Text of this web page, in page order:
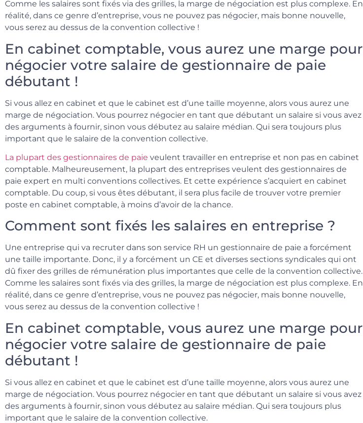
Comme les salaires sont fixés via des grilles, la marge de négociation est plus complexe. En
réalité, dans ce genre d’entreprise, vous ne pouvez pas négocier, mais bonne nouvelle,
vous serez au dessus de la convention collective !
En cabinet comptable, vous aurez une marge pour
négocier votre salaire de gestionnaire de paie
débutant !
Si vous allez en cabinet et que le cabinet est d’une taille moyenne, alors vous aurez une
marge de négociation. Vous pourrez négocier en tant que débutant un salaire si vous avez
des arguments à fournir, sinon vous débutez au salaire médian. Qui sera toujours plus
important que le salaire de la convention collective.
La plupart des gestionnaires de paie veulent travailler en entreprise et non pas en cabinet
comptable. Malheureusement, la plupart des entreprises veulent des gestionnaires de
paie expert en multi conventions collectives. Et cette expérience s’acquiert en cabinet
comptable. Du coup, si vous êtes débutant, il sera plus facile de trouver votre premier
poste en cabinet comptable, à moins d’avoir de la chance.
Comment sont fixés les salaires en entreprise ?
Une entreprise qui va recruter dans son service RH un gestionnaire de paie a forcément
une taille importante. Donc, il y a forcément un CE et diverses sections syndicales qui ont
dû fixer des grilles de rémunération plus importantes que celle de la convention collective.
Comme les salaires sont fixés via des grilles, la marge de négociation est plus complexe. En
réalité, dans ce genre d’entreprise, vous ne pouvez pas négocier, mais bonne nouvelle,
vous serez au dessus de la convention collective !
En cabinet comptable, vous aurez une marge pour
négocier votre salaire de gestionnaire de paie
débutant !
Si vous allez en cabinet et que le cabinet est d’une taille moyenne, alors vous aurez une
marge de négociation. Vous pourrez négocier en tant que débutant un salaire si vous avez
des arguments à fournir, sinon vous débutez au salaire médian. Qui sera toujours plus
important que le salaire de la convention collective.